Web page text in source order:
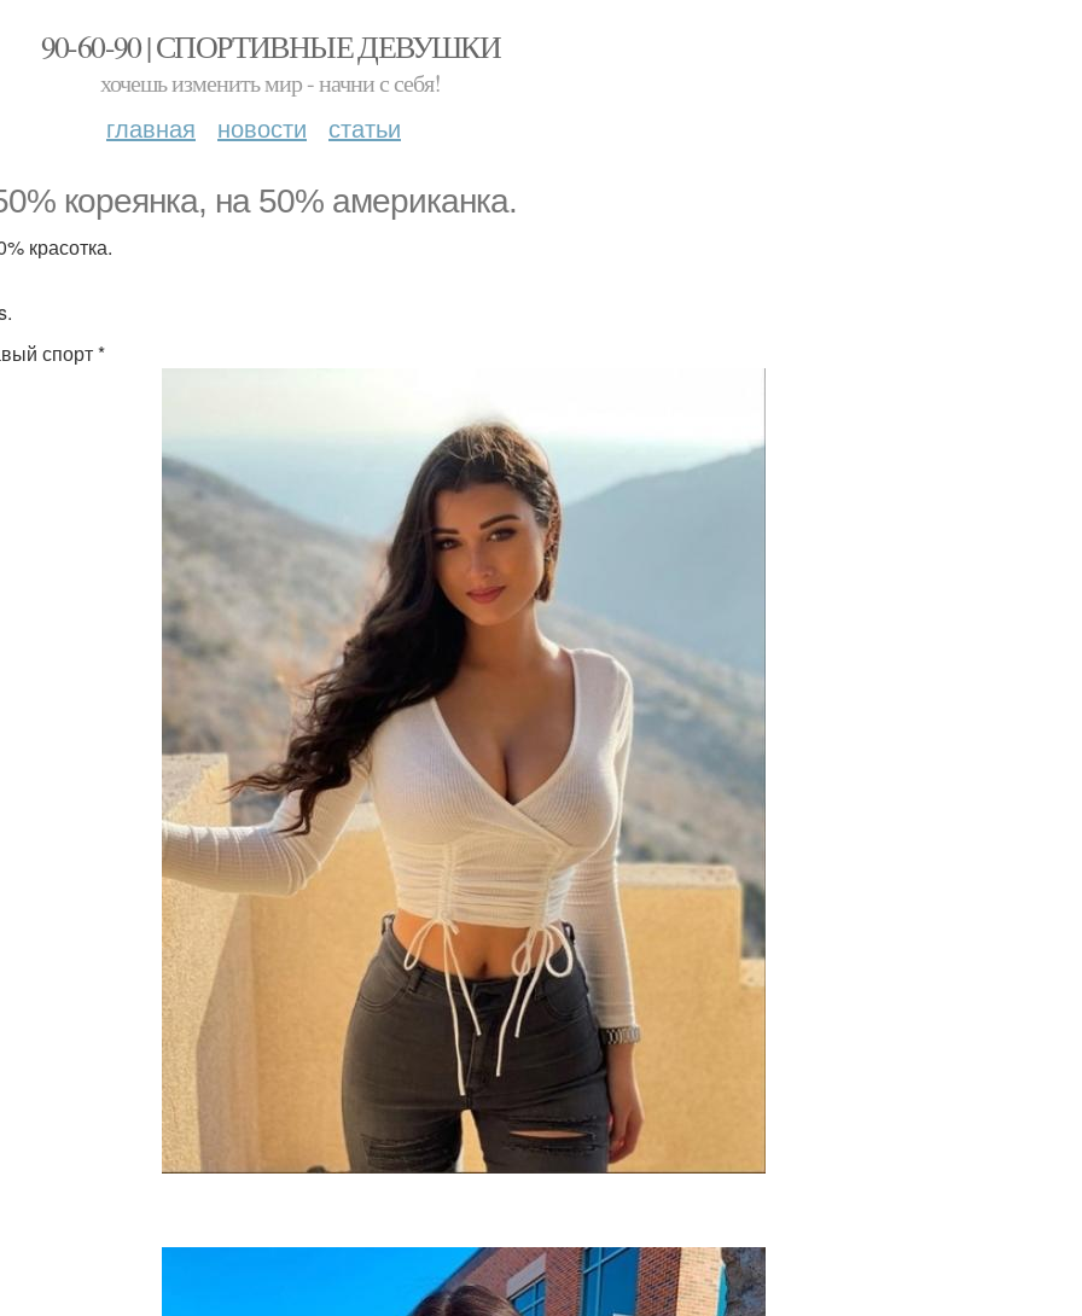
90-60-90 | СПОРТИВНЫЕ ДЕВУШКИ
хочешь изменить мир - начни с себя!
главная новости статьи
кореянка, на 50% американка.
красотка.
спорт *